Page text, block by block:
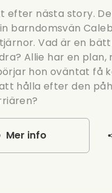
efter nästa story.
barndomsvän
Vad är en
Allie har en plan,
hon oväntat få
hålla efter den
Mer info